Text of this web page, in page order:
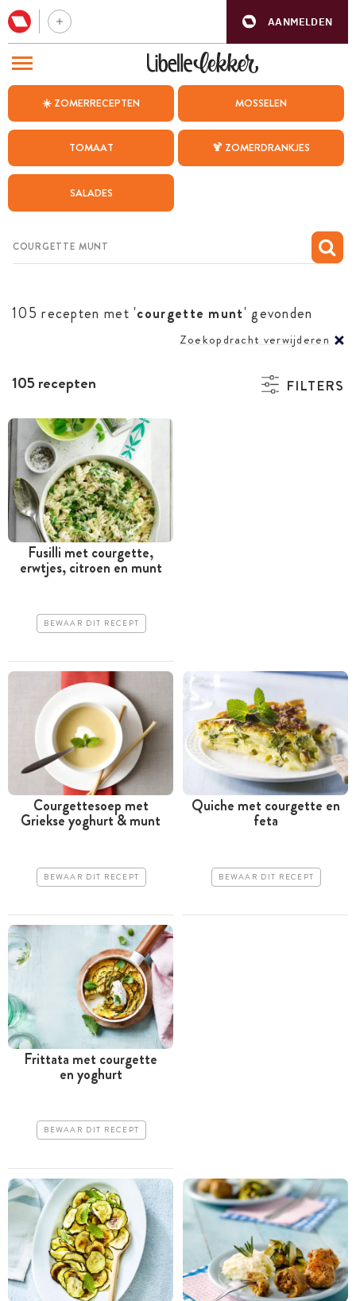
AANMELDEN
☀️ ZOMERRECEPTEN MOSSELEN
TOMAAT 🍹 ZOMERDRANKJES
SALADES
105 recepten met 'courgette munt' gevonden
Zoekopdracht verwijderen
105 recepten FILTERS
Fusilli met courgette,
erwtjes, citroen en munt
BEWAAR DIT RECEPT
Courgettesoep met
Griekse yoghurt & munt
BEWAAR DIT RECEPT
Quiche met courgette en
feta
BEWAAR DIT RECEPT
Frittata met courgette
en yoghurt
BEWAAR DIT RECEPT
BEZOEK ONZE ANDERE WEBSITES
WEEKMENU
CHAT MET MAIA
MIJN BEWAARDE RECEPTEN